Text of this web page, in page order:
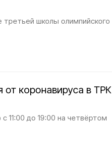
третьей школы олимпийского
от коронавируса в ТРК
11:00 до 19:00 на четвёртом